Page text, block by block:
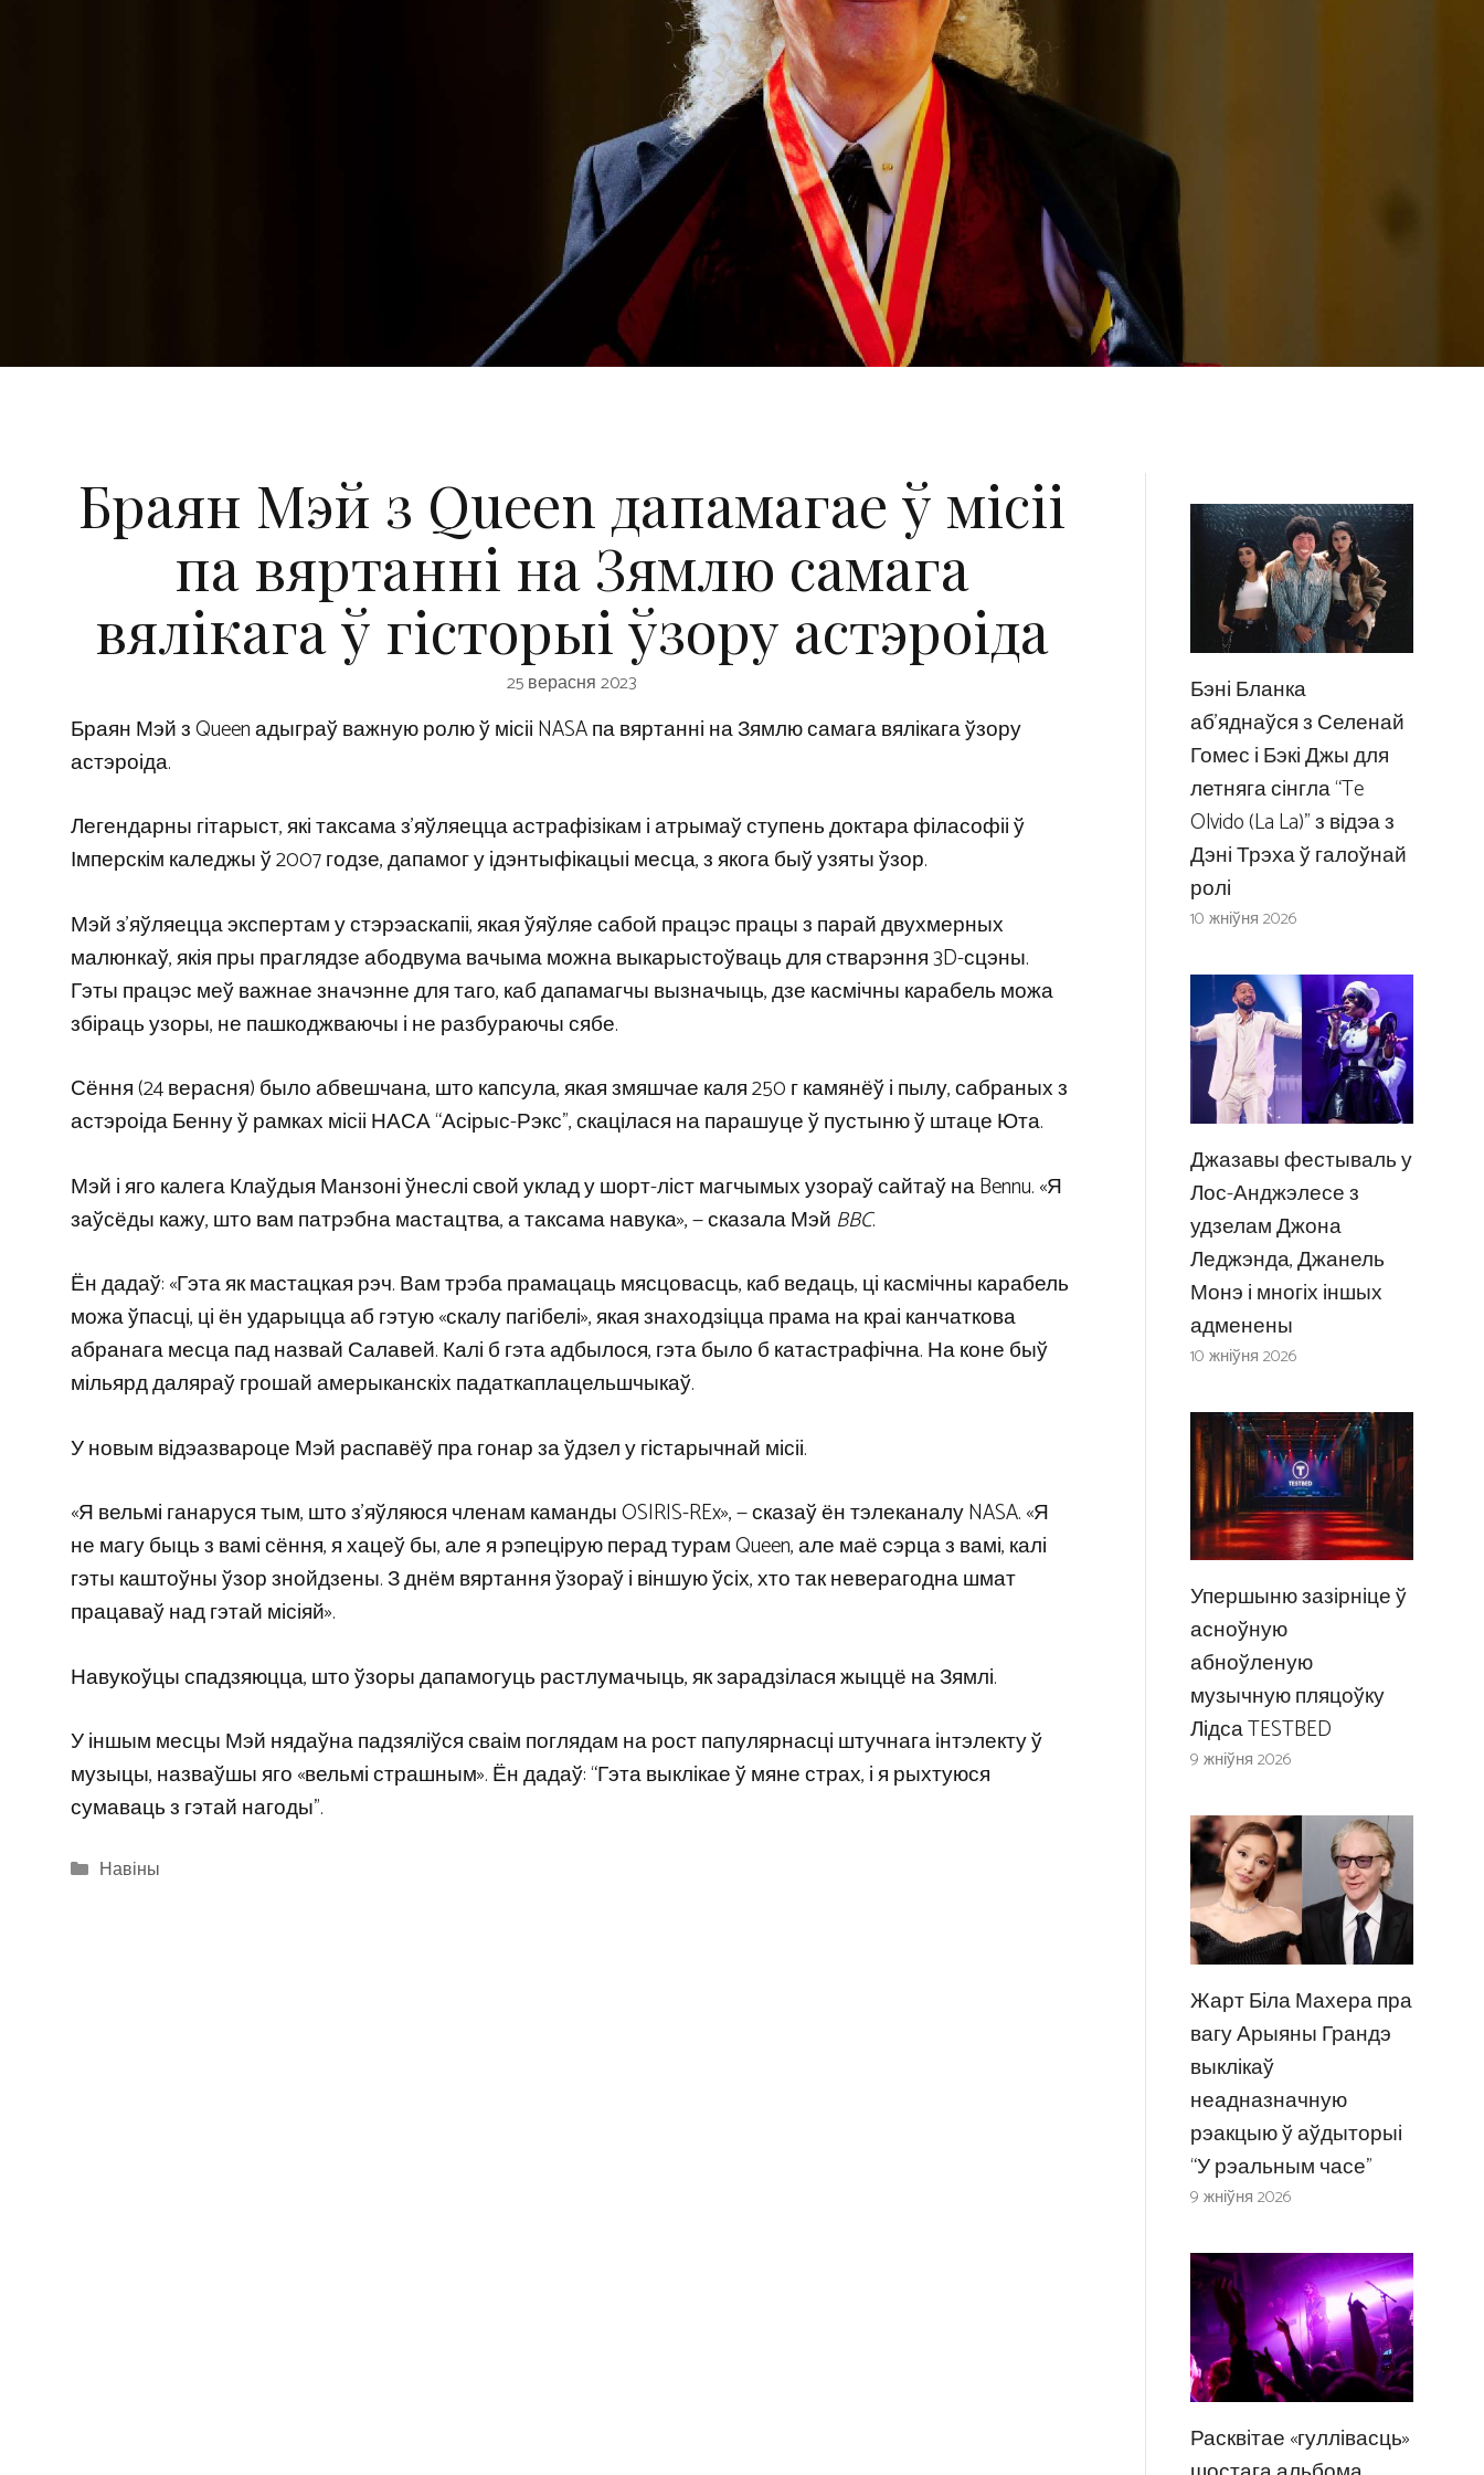
Браян Мэй з Queen дапамагае ў місіі
па вяртанні на Зямлю самага
вялікага ў гісторыі ўзору астэроіда
25 верасня 2023
Браян Мэй з Queen адыграў важную ролю ў місіі NASA па вяртанні на Зямлю самага вялікага ўзору
астэроіда.
Легендарны гітарыст, які таксама з’яўляецца астрафізікам і атрымаў ступень доктара філасофіі ў
Імперскім каледжы ў 2007 годзе, дапамог у ідэнтыфікацыі месца, з якога быў узяты ўзор.
Мэй з’яўляецца экспертам у стэрэаскапіі, якая ўяўляе сабой працэс працы з парай двухмерных
малюнкаў, якія пры праглядзе абодвума вачыма можна выкарыстоўваць для стварэння 3D-сцэны.
Гэты працэс меў важнае значэнне для таго, каб дапамагчы вызначыць, дзе касмічны карабель можа
збіраць узоры, не пашкоджваючы і не разбураючы сябе.
Сёння (24 верасня) было абвешчана, што капсула, якая змяшчае каля 250 г камянёў і пылу, сабраных з
астэроіда Бенну ў рамках місіі НАСА “Асірыс-Рэкс”, скацілася на парашуце ў пустыню ў штаце Юта.
Мэй і яго калега Клаўдыя Манзоні ўнеслі свой уклад у шорт-ліст магчымых узораў сайтаў на Bennu. «Я
заўсёды кажу, што вам патрэбна мастацтва, а таксама навука», — сказала Мэй BBC.
Ён дадаў: «Гэта як мастацкая рэч. Вам трэба прамацаць мясцовасць, каб ведаць, ці касмічны карабель
можа ўпасці, ці ён ударыцца аб гэтую «скалу пагібелі», якая знаходзіцца прама на краі канчаткова
абранага месца пад назвай Салавей. Калі б гэта адбылося, гэта было б катастрафічна. На коне быў
мільярд даляраў грошай амерыканскіх падаткаплацельшчыкаў.
У новым відэазвароце Мэй распавёў пра гонар за ўдзел у гістарычнай місіі.
«Я вельмі ганаруся тым, што з’яўляюся членам каманды OSIRIS-REx», — сказаў ён тэлеканалу NASA. «Я
не магу быць з вамі сёння, я хацеў бы, але я рэпецірую перад турам Queen, але маё сэрца з вамі, калі
гэты каштоўны ўзор знойдзены. З днём вяртання ўзораў і віншую ўсіх, хто так неверагодна шмат
працаваў над гэтай місіяй».
Навукоўцы спадзяюцца, што ўзоры дапамогуць растлумачыць, як зарадзілася жыццё на Зямлі.
У іншым месцы Мэй нядаўна падзяліўся сваім поглядам на рост папулярнасці штучнага інтэлекту ў
музыцы, назваўшы яго «вельмі страшным». Ён дадаў: “Гэта выклікае ў мяне страх, і я рыхтуюся
сумаваць з гэтай нагоды”.
Categories
Навіны
Бэні Бланка
аб’яднаўся з Селенай
Гомес і Бэкі Джы для
летняга сінгла “Te
Olvido (La La)” з відэа з
Дэні Трэха ў галоўнай
ролі
10 жніўня 2026
Джазавы фестываль у
Лос-Анджэлесе з
удзелам Джона
Леджэнда, Джанель
Монэ і многіх іншых
адменены
10 жніўня 2026
Упершыню зазірніце ў
асноўную
абноўленую
музычную пляцоўку
Лідса TESTBED
9 жніўня 2026
Жарт Біла Махера пра
вагу Арыяны Грандэ
выклікаў
неадназначную
рэакцыю ў аўдыторыі
“У рэальным часе”
9 жніўня 2026
Расквітае «гуллівасць»